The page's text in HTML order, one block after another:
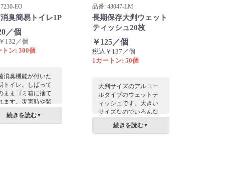
スキルをアップデ
できます。実用的
耗品としての価値
でなく、家庭や職
の防災コミュニケ
ョンを活性化させ
EO
臭簡易トイレ1P
／個
132／個
トン: 300個
消臭機能が付いた
トイレ。しばって
ままゴミ箱に捨て
ます。災害時や緊
に常備しておきた
品です。
続きを読む▼
品番: 43047-LM
長期保存大判ウェット
ティッシュ20枚
￥125／個
税込￥137／個
1カートン: 50個
大判サイズのアルコー
ルタイプのウェットテ
ィッシュです。大きい
サイズなのでいろんな
シーンで活躍します。
保存期間は6年と長期の
続きを読む▼